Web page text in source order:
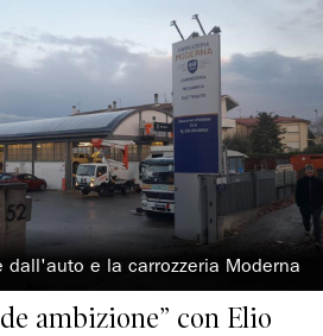
dall'auto e la carrozzeria Moderna
ambizione” con Elio